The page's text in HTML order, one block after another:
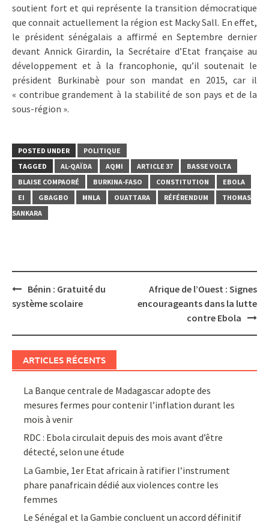
soutient fort et qui représente la transition démocratique
que connait actuellement la région est Macky Sall. En effet,
le président sénégalais a affirmé en Septembre dernier
devant Annick Girardin, la Secrétaire d’Etat française au
développement et à la francophonie, qu’il soutenait le
président Burkinabè pour son mandat en 2015, car il
« contribue grandement à la stabilité de son pays et de la
sous-région ».
POSTED UNDER
POLITIQUE
TAGGED
AL-QAÏDA AQMI ARTICLE 37
BASSE VOLTA
BLAISE COMPAORÉ
BURKINA-FASO CONSTITUTION
EBOLA
EI
GBAGBO MNLA OUATTARA RÉFÉRENDUM
THOMAS
SANKARA
Post
navigation
Bénin : Gratuité du
système scolaire
Afrique de l’Ouest : Signes
encourageants dans la lutte
contre Ebola
ARTICLES RÉCENTS
La Banque centrale de Madagascar adopte des
mesures fermes pour contenir l’inflation durant les
mois à venir
RDC : Ebola circulait depuis des mois avant d’être
détecté, selon une étude
La Gambie, 1er Etat africain à ratifier l’instrument
phare panafricain dédié aux violences contre les
femmes
Le Sénégal et la Gambie concluent un accord définitif